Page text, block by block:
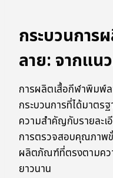
กระบวนการ
ลาย: จากแ
การผลิตเสื้อกีฬาพิมพ์
กระบวนการที่ได้มาตร
ความสำคัญกับรายละ
การตรวจสอบคุณภาพ
ผลิตภัณฑ์ที่ตรงตามคว
ยาวนาน